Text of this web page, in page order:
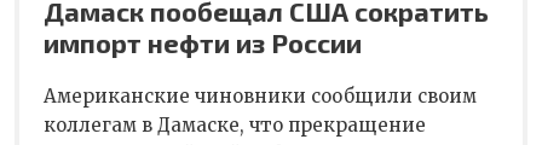
Дамаск пообещал США сократить
импорт нефти из России
Американские чиновники сообщили своим
коллегам в Дамаске, что прекращение